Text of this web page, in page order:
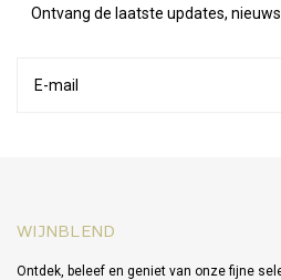
Ontvang de laatste updates,
WIJNBLEND
Ontdek, beleef en geniet van onze fijne